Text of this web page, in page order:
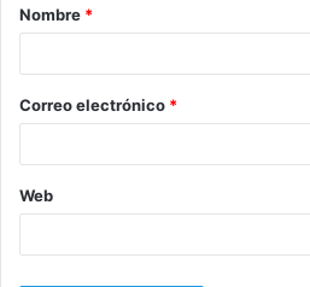
r
*
Nombre *
Correo electrónico *
Web